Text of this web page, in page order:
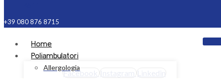
+39 080 876 8715
Home
Poliambulatori
Allergologia
Facebook